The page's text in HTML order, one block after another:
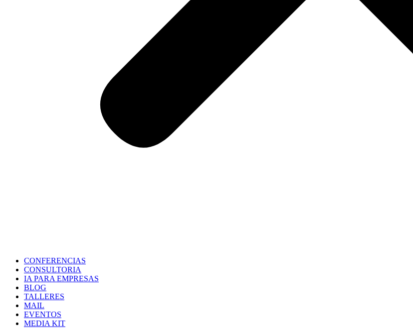
CONFERENCIAS
CONSULTORIA
IA PARA EMPRESAS
BLOG
TALLERES
MAIL
EVENTOS
MEDIA KIT